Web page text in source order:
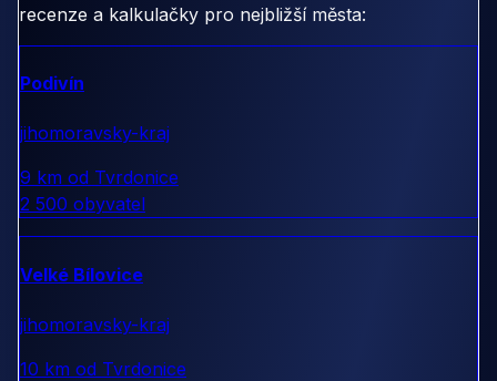
recenze a kalkulačky pro nejbližší města:
Podivín
jihomoravsky-kraj
9 km od Tvrdonice
2 500 obyvatel
Velké Bílovice
jihomoravsky-kraj
10 km od Tvrdonice